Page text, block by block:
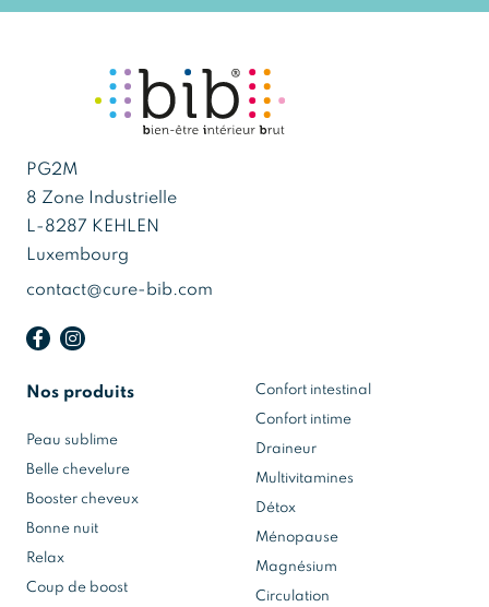
PG2M
8 Zone Industrielle
L-8287 KEHLEN
Luxembourg
contact@cure-bib.com
Nos produits
Peau sublime
Belle chevelure
Booster cheveux
Bonne nuit
Relax
Coup de boost
Confort intestinal
Confort intime
Draineur
Multivitamines
Détox
Ménopause
Magnésium
Circulation